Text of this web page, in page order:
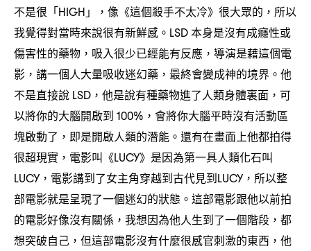
不是很「HIGH 」 ， 像《這個殺手不太冷》很大眾的 ， 所以
我覺得對當時來說很有新鮮感。 LSD本身是沒有成癮性或
傷害性的藥物 ， 吸入很少已經能有反應 ， 導演是藉這個電
影 ， 講一個人大量吸收迷幻藥 ， 最終會變成神的境界。他
不是直接說 LSD， 他是說有種藥物進了人類身體裏面 ， 可
以將你的大腦開啟到 100%， 會將你大腦平時沒有活動區
塊啟動了 ， 即是開啟人類的潛能。還有在畫面上他都拍得
很超現實 ， 電影叫《LUCY》是因為第一具人類化石叫
LUCY， 電影講到了女主角穿越到古代見到LUCY， 所以整
部電影就是呈現了一個迷幻的狀態。這部電影跟他以前拍
的電影好像沒有關係 ， 我想因為他人生到了一個階段 ， 都
想突破自己 ， 但這部電影沒有什麼很感官刺激的東西 ， 他